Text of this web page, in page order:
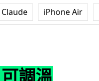
Claude iPhone Air
調溫